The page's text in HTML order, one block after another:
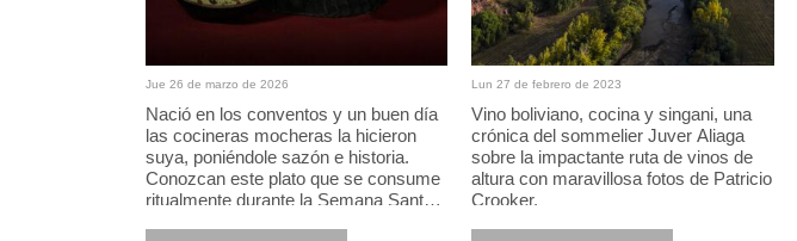
Jue 26 de marzo de 2026
Nació en los conventos y un buen día
las cocineras mocheras la hicieron
suya, poniéndole sazón e historia.
Conozcan este plato que se consume
ritualmente durante la Semana Santa
Lun 27 de febrero de 2023
Vino boliviano, cocina y singani, una
crónica del sommelier Juver Aliaga
sobre la impactante ruta de vinos de
altura con maravillosa fotos de Patricio
Crooker.